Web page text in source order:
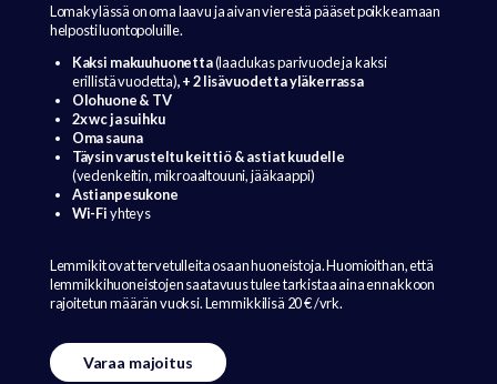
Lomakylässä on oma laavu ja aivan vierestä pääset poikkeamaan
helposti luontopoluille.
Kaksi makuuhuonetta(laadukas parivuode ja kaksi
erillistä vuodetta), + 2 lisävuodetta yläkerrassa
Olohuone & TV
2x wc ja suihku
Oma sauna
Täysin varusteltu keittiö & astiat kuudelle
(vedenkeitin, mikroaaltouuni, jääkaappi)
Astianpesukone
Wi-Fiyhteys
Lemmikit ovat tervetulleita osaan huoneistoja. Huomioithan, että
lemmikkihuoneistojen saatavuus tulee tarkistaa aina ennakkoon
rajoitetun määrän vuoksi. Lemmikkilisä 20 € /vrk.
Varaa majoitus